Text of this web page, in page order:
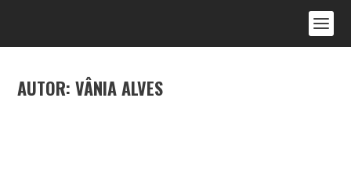
AUTOR:VÂNIA ALVES